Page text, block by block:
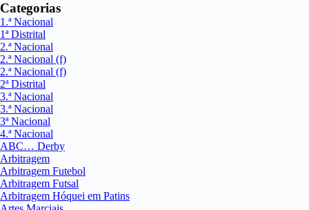
Categorias
1.ª Nacional
1ª Distrital
2.ª Nacional
2.ª Nacional (f)
2.ª Nacional (f)
2ª Distrital
3.ª Nacional
3.ª Nacional
3ª Nacional
4.ª Nacional
ABC… Derby
Arbitragem
Arbitragem Futebol
Arbitragem Futsal
Arbitragem Hóquei em Patins